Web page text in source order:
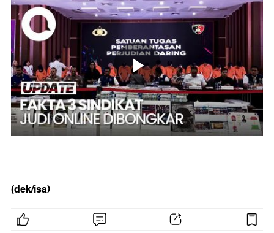
(dek/isa)